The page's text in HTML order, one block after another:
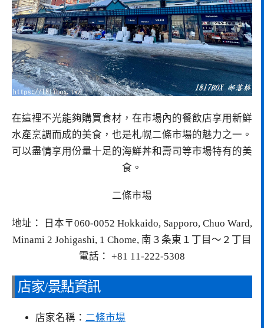
在這裡不光能夠購買食材，在市場內的餐飲店享用新鮮
水產烹調而成的美食，也是札幌二條市場的魅力之一。
可以盡情享用份量十足的海鮮丼和壽司等市場特有的美
食。
二條市場
地址： 日本〒060-0052 Hokkaido, Sapporo, Chuo Ward,
Minami 2 Johigashi, 1 Chome, 南３条東１丁目〜２丁目
電話： +81 11-222-5308
店家/景點資訊
店家名稱： 二條市場